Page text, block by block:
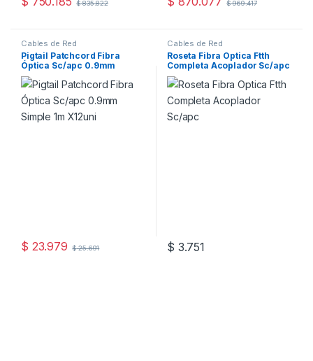
$835.822 $969.417
Cables de Red
Pigtail Patchcord Fibra
Óptica Sc/apc 0.9mm
Simple 1m X12uni
$ 23.979 $25.691
Cables de Red
Roseta Fibra Optica Ftth
Completa Acoplador Sc/apc
$ 3.751